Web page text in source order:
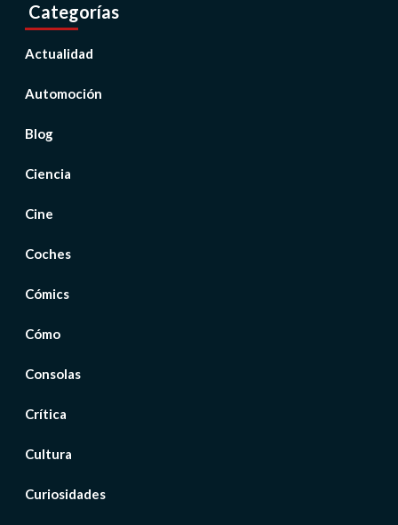
Categorías
Actualidad
Automoción
Blog
Ciencia
Cine
Coches
Cómics
Cómo
Consolas
Crítica
Cultura
Curiosidades